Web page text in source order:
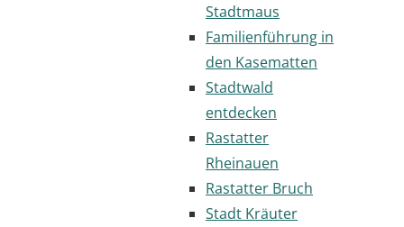
Stadtmaus
Familienführung in
den Kasematten
Stadtwald
entdecken
Rastatter
Rheinauen
Rastatter Bruch
Stadt Kräuter